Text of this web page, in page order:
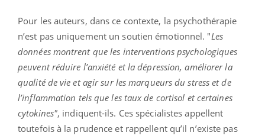
Pour les auteurs, dans ce contexte, la psychothérapie
n’est pas uniquement un soutien émotionnel. "Les
données montrent que les interventions psychologiques
peuvent réduire l’anxiété et la dépression, améliorer la
qualité de vie et agir sur les marqueurs du stress et de
l’inflammation tels que les taux de cortisol et certaines
cytokines", indiquent-ils. Ces spécialistes appellent
toutefois à la prudence et rappellent qu’il n’existe pas